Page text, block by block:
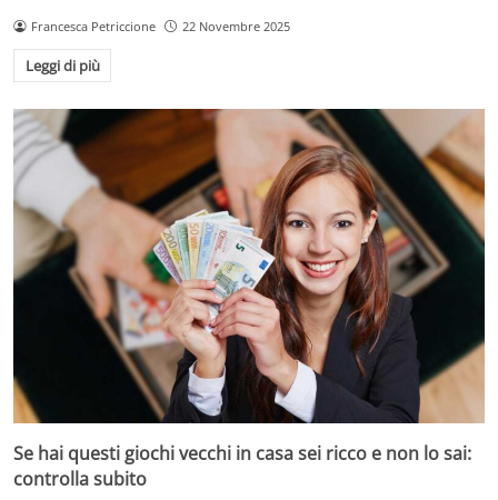
Francesca Petriccione 22 Novembre 2025
Leggi di più
Se hai questi giochi vecchi in casa sei ricco e non lo sai:
controlla subito